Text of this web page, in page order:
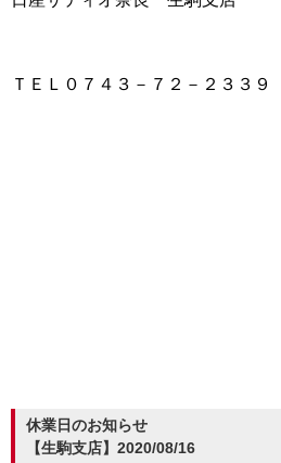
ＴＥＬ０７４３－７２－２３３９
休業日のお知らせ
【生駒支店】2020/08/16